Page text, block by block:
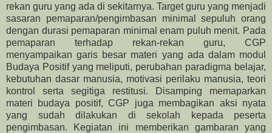
rekan guru yang ada di sekitarnya. Target guru yang menjadi
sasaran pemaparan/pengimbasan minimal sepuluh orang
dengan durasi pemaparan minimal enam puluh menit. Pada
pemaparan terhadap rekan-rekan guru, CGP
menyampaikan garis besar materi yang ada dalam modul
Budaya Positif yang meliputi, perubahan paradigma belajar,
kebutuhan dasar manusia, motivasi perilaku manusia, teori
kontrol serta segitiga restitusi. Disamping memaparkan
materi budaya positif, CGP juga membagikan aksi nyata
yang sudah dilakukan di sekolah kepada peserta
pengimbasan. Kegiatan ini memberikan gambaran yang